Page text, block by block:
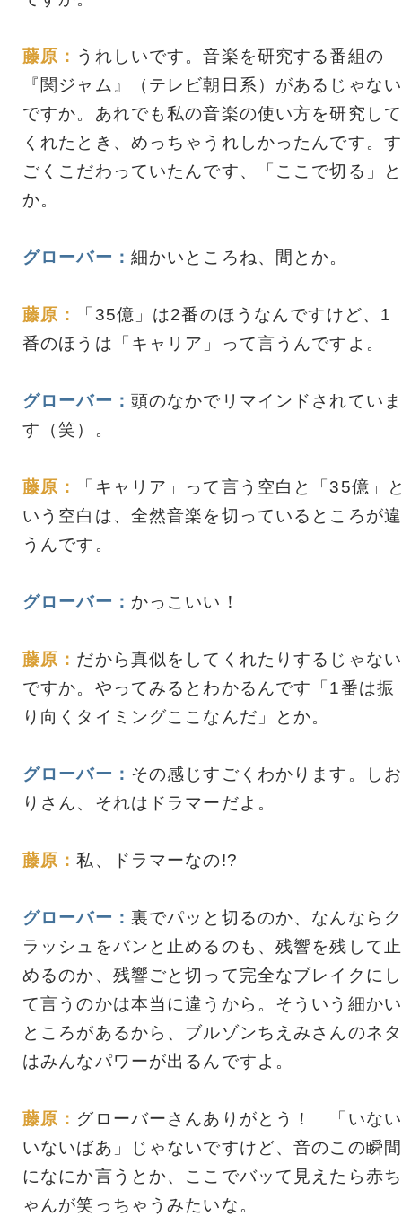
藤原： うれしいです。音楽を研究する番組の
『関ジャム』（テレビ朝日系）があるじゃない
ですか。あれでも私の音楽の使い方を研究して
くれたとき、めっちゃうれしかったんです。す
ごくこだわっていたんです、「ここで切る」と
か。
グローバー： 細かいところね、間とか。
藤原：
「35億」は2番のほうなんですけど、1
番のほうは「キャリア」って言うんですよ。
グローバー： 頭のなかでリマインドされていま
す（笑）。
藤原：
「キャリア」って言う空白と「35億」
いう空白は、全然音楽を切っているところが違
うんです。
グローバー： かっこいい！
藤原： だから真似をしてくれたりするじゃない
ですか。やってみるとわかるんです「1番は振
り向くタイミングここなんだ」とか。
グローバー： その感じすごくわかります。しお
りさん、それはドラマーだよ。
藤原：私、ドラマーなの!?
グローバー： 裏でパッと切るのか、なんならク
ラッシュをバンと止めるのも、残響を残して止
めるのか、残響ごと切って完全なブレイクにし
て言うのかは本当に違うから。そういう細かい
ところがあるから、ブルゾンちえみさんのネタ
はみんなパワーが出るんですよ。
藤原： グローバーさんありがとう！ 「いない
いないばあ」じゃないですけど、音のこの瞬間
になにか言うとか、ここでバッて見えたら赤ち
ゃんが笑っちゃうみたいな。